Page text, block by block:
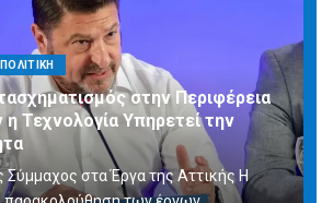
ΠΟΛΙΤΙΚΗ
στην Περιφέρεια
η Τεχνολογία Υπηρετεί την
Σύμμαχος στα Έργα της Αττικής Η